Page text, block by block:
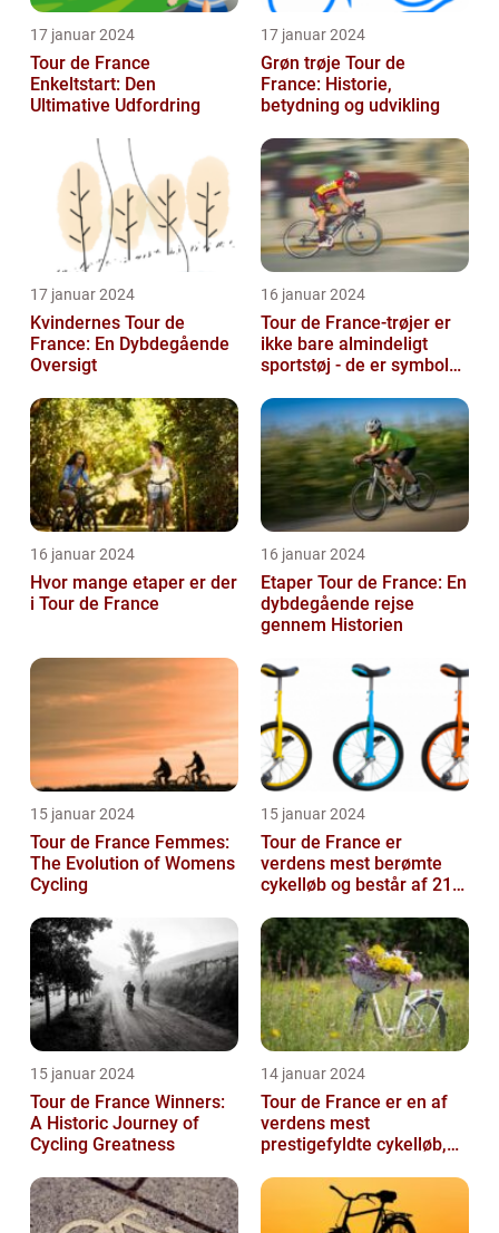
17 januar 2024
Tour de France
Enkeltstart: Den
Ultimative Udfordring
17 januar 2024
Grøn trøje Tour de
France: Historie,
betydning og udvikling
17 januar 2024
Kvindernes Tour de
France: En Dybdegående
Oversigt
16 januar 2024
Tour de France-trøjer er
ikke bare almindeligt
sportstøj - de er symboler
udholden...
16 januar 2024
Hvor mange etaper er der
i Tour de France
16 januar 2024
Etaper Tour de France: En
dybdegående rejse
gennem Historien
15 januar 2024
Tour de France Femmes:
The Evolution of Womens
Cycling
15 januar 2024
Tour de France er
verdens mest berømte
cykelløb og består af 21
15 januar 2024
Tour de France Winners:
A Historic Journey of
Cycling Greatness
14 januar 2024
Tour de France er en af
verdens mest
prestigefyldte cykelløb,
seere hver...